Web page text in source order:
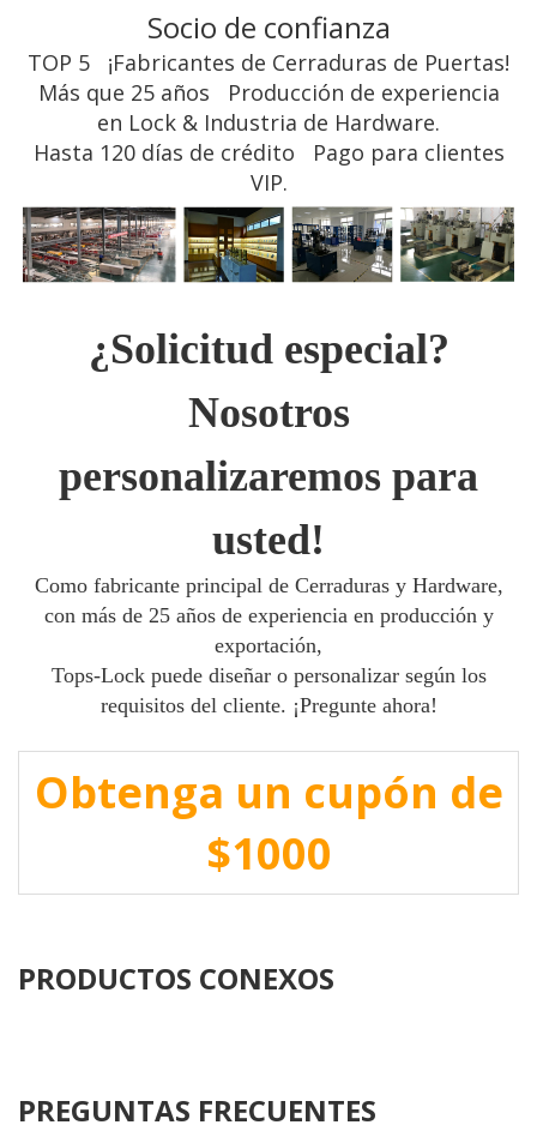
Socio de confianza
TOP 5 ¡Fabricantes de Cerraduras de Puertas!
Más que 25 años Producción de experiencia
en Lock & Industria de Hardware.
Hasta 120 días de crédito Pago para clientes
VIP.
¿Solicitud especial?
Nosotros
personalizaremos para
usted!
Como fabricante principal de Cerraduras y Hardware,
con más de 25 años de experiencia en producción y
exportación,
Tops-Lock puede diseñar o personalizar según los
requisitos del cliente. ¡Pregunte ahora!
Obtenga un cupón de
$1000
PRODUCTOS CONEXOS
PREGUNTAS FRECUENTES